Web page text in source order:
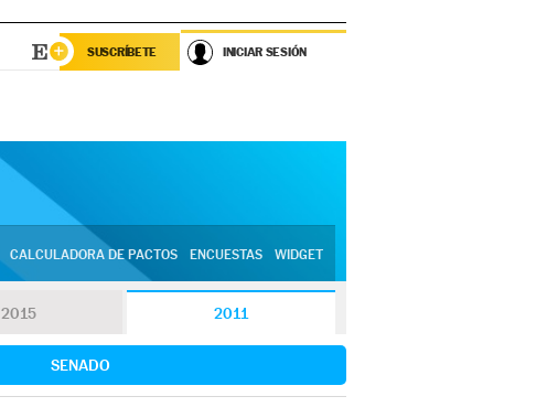
SUSCRÍBETE INICIAR SESIÓN
CALCULADORA DE PACTOS ENCUESTAS WIDGET
2015 2011
SENADO